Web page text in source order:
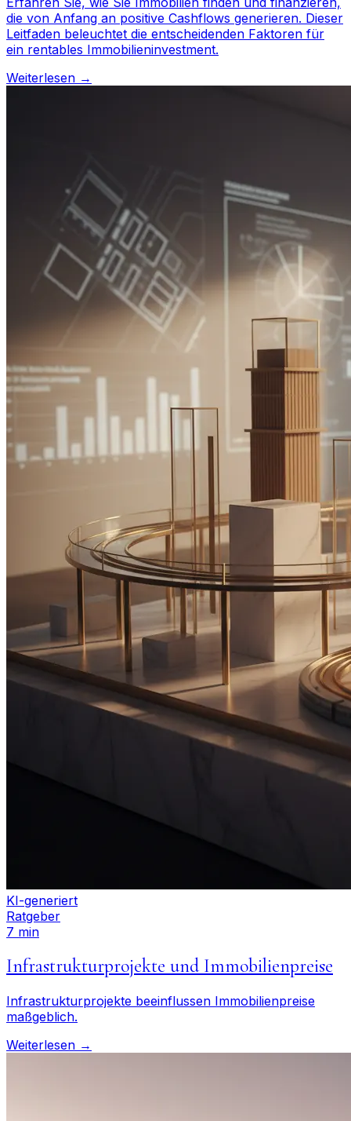
die von Anfang an positive Cashflows generieren. Dieser
Leitfaden beleuchtet die entscheidenden Faktoren für
ein rentables Immobilieninvestment.
Weiterlesen →
KI-generiert
Ratgeber
7 min
Infrastrukturprojekte und Immobilienpreise
Infrastrukturprojekte beeinflussen Immobilienpreise
maßgeblich.
Weiterlesen →